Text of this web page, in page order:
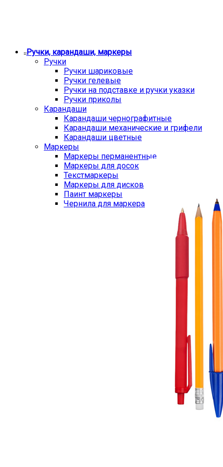
Ручки, карандаши, маркеры
Ручки
Ручки шариковые
Ручки гелевые
Ручки на подставке и ручки указки
Ручки приколы
Карандаши
Карандаши чернографитные
Карандаши механические и грифели
Карандаши цветные
Маркеры
Маркеры перманентные
Маркеры для досок
Текстмаркеры
Маркеры для дисков
Паинт маркеры
Чернила для маркера